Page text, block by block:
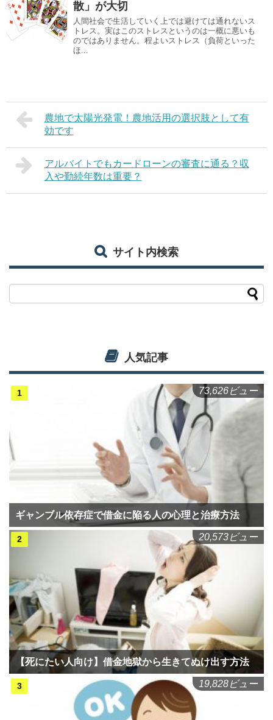
散」が大切
人間社会で生活していく上では避けては通れないス
トレス。実はこのストレスというのは一概に悪いも
のではありません。程よいストレス（負荷といった
ほ...
農地で太陽光発電！農地活用の選択肢として有
効です
アルバイトでもカードローンの審査に通る？収
入や勤続年数は重要？
サイト内検索
人気記事
ギャンブル依存症で借金に陥る人の心理と治療方法
73,626ビュー
【死にたい人向け】借金地獄から生きてぬけ出す方法
20,573ビュー
19,828ビュー